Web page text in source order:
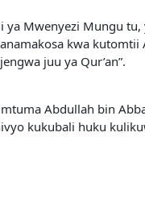
ya Mwenyezi Mungu
kwa
juu ya Qur’an”.
Abdullah bin
kukubali huku